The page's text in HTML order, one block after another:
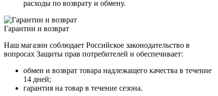
расходы по возврату и обмену.
Гарантии и возврат
Наш магазин соблюдает Российское законодательство в
вопросах Защиты прав потребителей и обеспечивает:
обмен и возврат товара надлежащего качества в течение
14 дней;
гарантия на товар в течение сезона.